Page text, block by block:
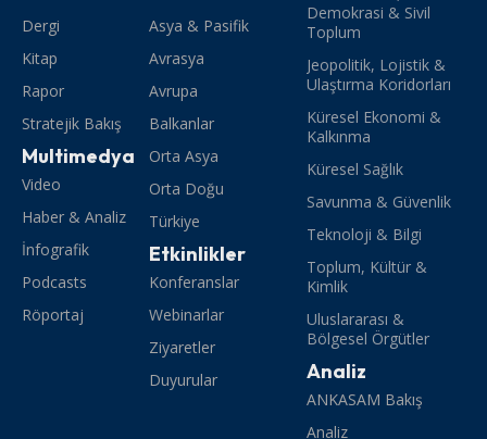
Dergi
Kitap
Rapor
Stratejik Bakış
Multimedya
Video
Haber & Analiz
İnfografik
Podcasts
Röportaj
Asya & Pasifik
Avrasya
Avrupa
Balkanlar
Orta Asya
Orta Doğu
Türkiye
Etkinlikler
Konferanslar
Webinarlar
Ziyaretler
Duyurular
Demokrasi & Sivil
Toplum
Jeopolitik, Lojistik &
Ulaştırma Koridorları
Küresel Ekonomi &
Kalkınma
Küresel Sağlık
Savunma & Güvenlik
Teknoloji & Bilgi
Toplum, Kültür &
Kimlik
Uluslararası &
Bölgesel Örgütler
Analiz
ANKASAM Bakış
Analiz